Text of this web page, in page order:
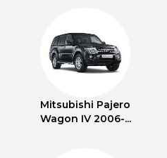
Mitsubishi Pajero
Wagon IV 2006-...